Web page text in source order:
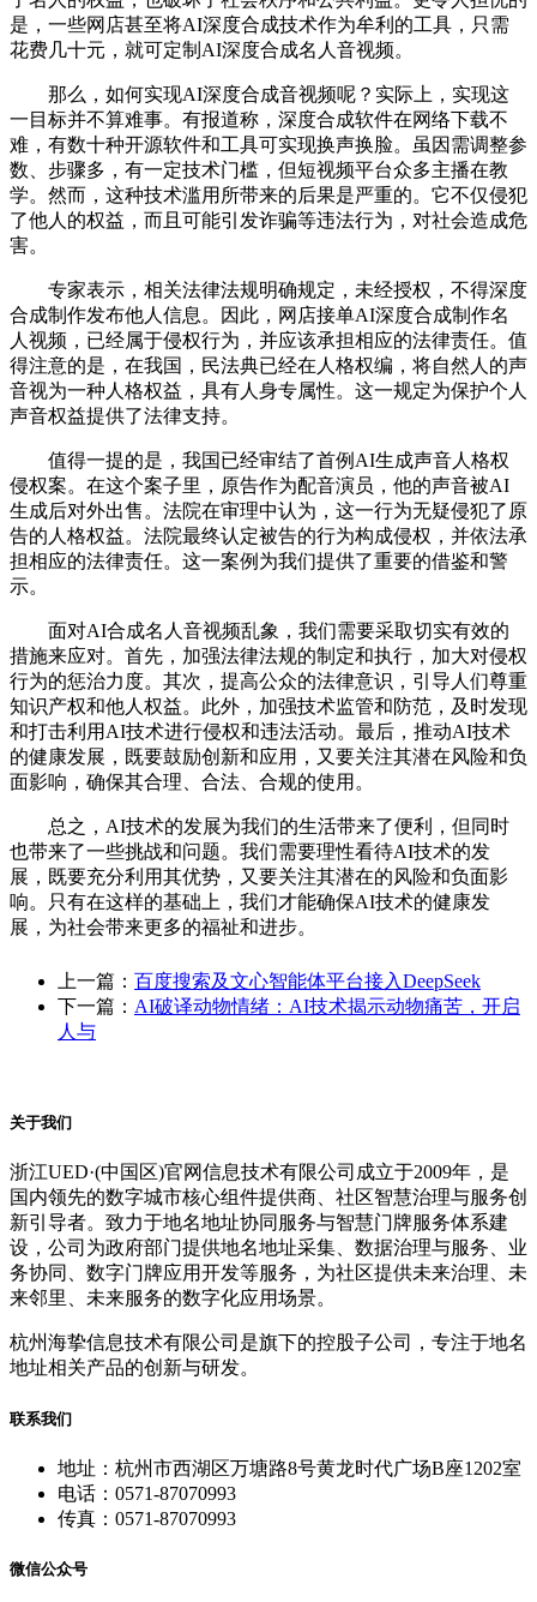
是，一些网店甚至将AI深度合成技术作为牟利的工具，只需
花费几十元，就可定制AI深度合成名人音视频。
那么，如何实现AI深度合成音视频呢？实际上，实现这
一目标并不算难事。有报道称，深度合成软件在网络下载不
难，有数十种开源软件和工具可实现换声换脸。虽因需调整参
数、步骤多，有一定技术门槛，但短视频平台众多主播在教
学。然而，这种技术滥用所带来的后果是严重的。它不仅侵犯
了他人的权益，而且可能引发诈骗等违法行为，对社会造成危
害。
专家表示，相关法律法规明确规定，未经授权，不得深度
合成制作发布他人信息。因此，网店接单AI深度合成制作名
人视频，已经属于侵权行为，并应该承担相应的法律责任。值
得注意的是，在我国，民法典已经在人格权编，将自然人的声
音视为一种人格权益，具有人身专属性。这一规定为保护个人
声音权益提供了法律支持。
值得一提的是，我国已经审结了首例AI生成声音人格权
侵权案。在这个案子里，原告作为配音演员，他的声音被AI
生成后对外出售。法院在审理中认为，这一行为无疑侵犯了原
告的人格权益。法院最终认定被告的行为构成侵权，并依法承
担相应的法律责任。这一案例为我们提供了重要的借鉴和警
示。
面对AI合成名人音视频乱象，我们需要采取切实有效的
措施来应对。首先，加强法律法规的制定和执行，加大对侵权
行为的惩治力度。其次，提高公众的法律意识，引导人们尊重
知识产权和他人权益。此外，加强技术监管和防范，及时发现
和打击利用AI技术进行侵权和违法活动。最后，推动AI技术
的健康发展，既要鼓励创新和应用，又要关注其潜在风险和负
面影响，确保其合理、合法、合规的使用。
总之，AI技术的发展为我们的生活带来了便利，但同时
也带来了一些挑战和问题。我们需要理性看待AI技术的发
展，既要充分利用其优势，又要关注其潜在的风险和负面影
响。只有在这样的基础上，我们才能确保AI技术的健康发
展，为社会带来更多的福祉和进步。
上一篇： 百度搜索及文心智能体平台接入DeepSeek
下一篇： AI破译动物情绪：AI技术揭示动物痛苦，开启
人与
关于我们
浙江UED·(中国区)官网信息技术有限公司成立于2009年，是
国内领先的数字城市核心组件提供商、社区智慧治理与服务创
新引导者。致力于地名地址协同服务与智慧门牌服务体系建
设，公司为政府部门提供地名地址采集、数据治理与服务、业
务协同、数字门牌应用开发等服务，为社区提供未来治理、未
来邻里、未来服务的数字化应用场景。
杭州海挚信息技术有限公司是旗下的控股子公司，专注于地名
地址相关产品的创新与研发。
联系我们
地址：杭州市西湖区万塘路8号黄龙时代广场B座1202室
电话：0571-87070993
传真：0571-87070993
微信公众号